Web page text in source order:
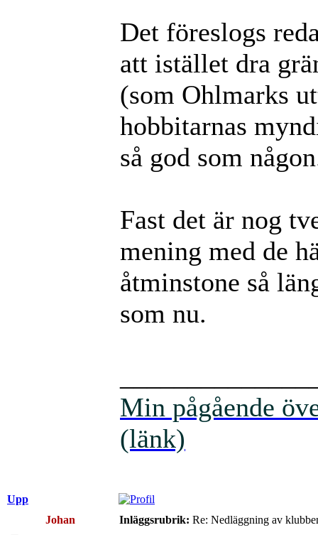
Det föreslogs
att istället dra
(som Ohlmarks
hobbitarnas
så god som
Fast det är nog
mening med de
åtminstone så
som nu.
Min pågående
(länk)
Upp
Johan
Inläggsrubrik: Re: Nedläggning av